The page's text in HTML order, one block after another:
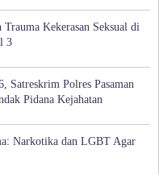
Trauma Kekerasan Seksual di
3
Satreskrim Polres Pasaman
Pidana Kejahatan
Narkotika dan LGBT Agar